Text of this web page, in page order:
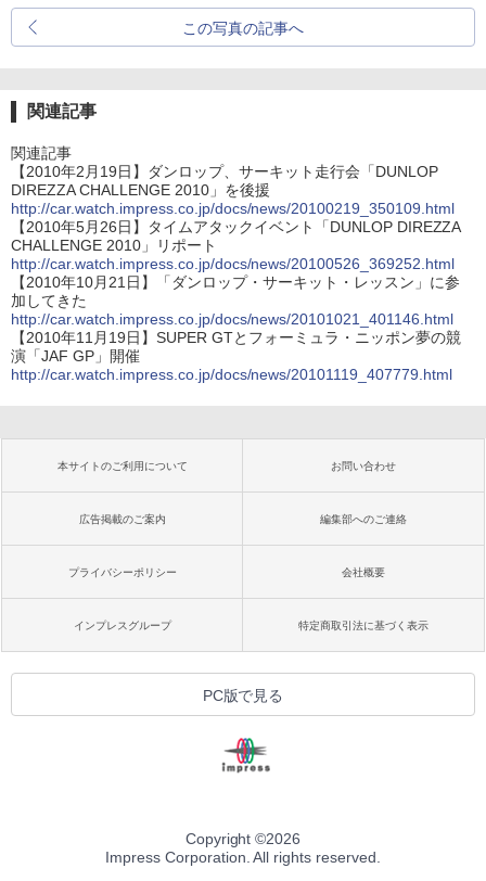
この写真の記事へ
関連記事
関連記事
【2010年2月19日】ダンロップ、サーキット走行会「DUNLOP
DIREZZA CHALLENGE 2010」を後援
http://car.watch.impress.co.jp/docs/news/20100219_350109.html
【2010年5月26日】タイムアタックイベント「DUNLOP DIREZZA
CHALLENGE 2010」リポート
http://car.watch.impress.co.jp/docs/news/20100526_369252.html
【2010年10月21日】「ダンロップ・サーキット・レッスン」に参
加してきた
http://car.watch.impress.co.jp/docs/news/20101021_401146.html
【2010年11月19日】SUPER GTとフォーミュラ・ニッポン夢の競
演「JAF GP」開催
http://car.watch.impress.co.jp/docs/news/20101119_407779.html
本サイトのご利用について お問い合わせ
広告掲載のご案内 編集部へのご連絡
プライバシーポリシー 会社概要
インプレスグループ 特定商取引法に基づく表示
PC版で見る
Copyright ©2026
Impress Corporation. All rights reserved.